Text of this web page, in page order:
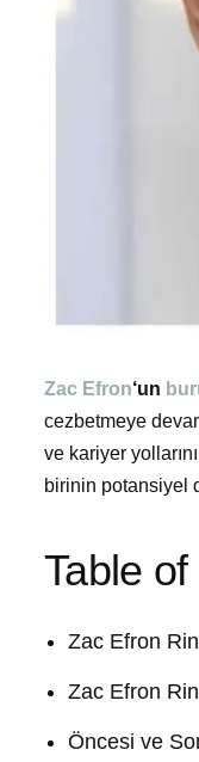
Zac Efron‘un
cezbetmeye
ve kariyer
birinin potansiyel
Table
Zac Efron
Zac Efron
Öncesi ve